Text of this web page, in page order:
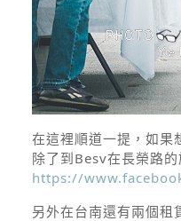
在這裡順道一提，如果
除了到Besv在長榮路
https://
另外在台南還有兩個租